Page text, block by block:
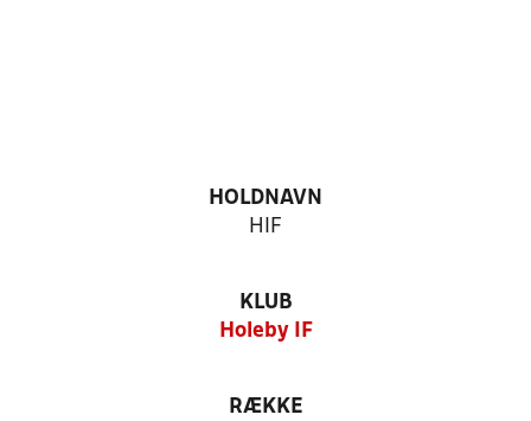
HOLDNAVN
HIF
KLUB
Holeby IF
RÆKKE